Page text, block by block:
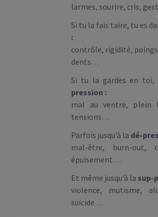
larmes, sourire, cris,
Si tu la fais taire, tu es
:
contrôle, rigidité,
dents…
Si tu la gardes en toi,
pression :
mal au ventre, plein
tensions…
Parfois jusqu’à la dé-
mal-être, burn-out,
épuisement…
Et même jusqu’à la sup-
violence, mutisme,
suicide…